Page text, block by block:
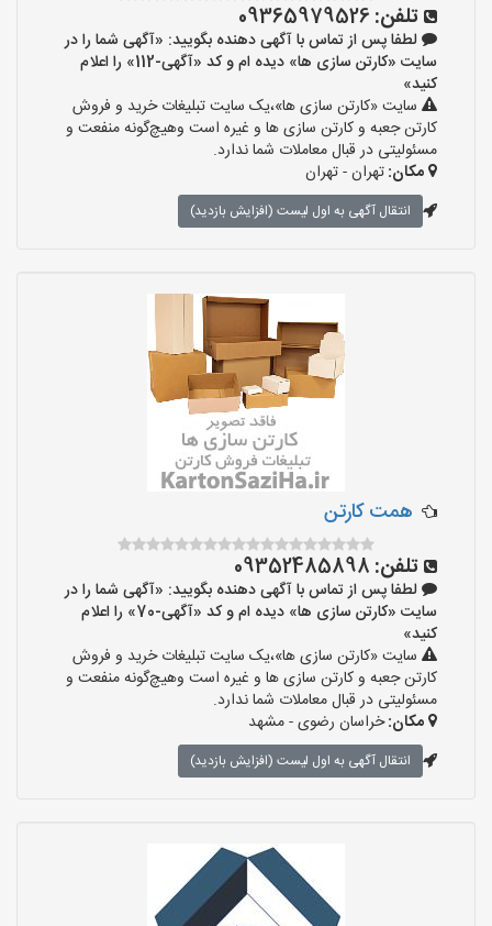
تلفن: 09365979526
لطفا پس از تماس با آگهی دهنده بگویید: «آگهی شما را در
سایت «کارتن سازی ها» دیده ام و کد «آگهی-112» را اعلام
کنید»
سایت «کارتن سازی ها»،یک سایت تبلیغات خرید و فروش
کارتن جعبه و کارتن سازی ها و غیره است وهیچ‌گونه منفعت و
مسئولیتی در قبال معاملات شما ندارد.
مکان:تهران - تهران
انتقال آگهی به اول لیست (افزایش بازدید)
همت کارتن
تلفن: 09352485898
لطفا پس از تماس با آگهی دهنده بگویید: «آگهی شما را در
سایت «کارتن سازی ها» دیده ام و کد «آگهی-70» را اعلام
کنید»
سایت «کارتن سازی ها»،یک سایت تبلیغات خرید و فروش
کارتن جعبه و کارتن سازی ها و غیره است وهیچ‌گونه منفعت و
مسئولیتی در قبال معاملات شما ندارد.
مکان:خراسان رضوی - مشهد
انتقال آگهی به اول لیست (افزایش بازدید)